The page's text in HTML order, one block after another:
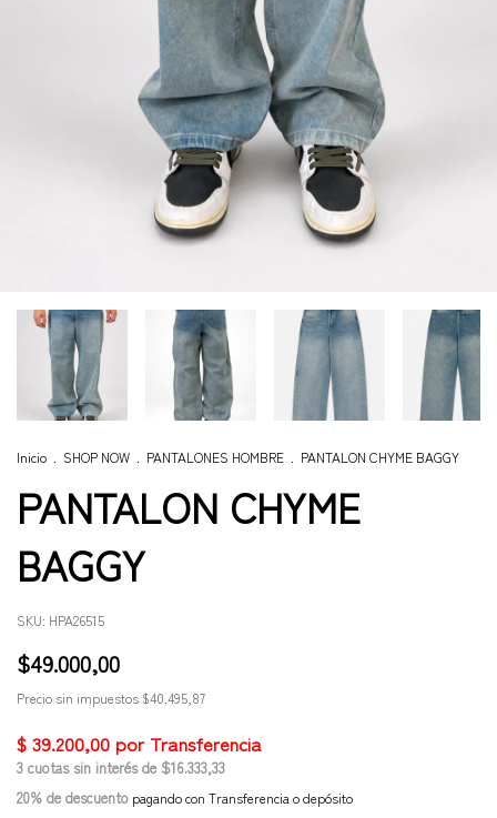
Inicio SHOP NOW PANTALONES HOMBRE PANTALON CHYME BAGGY
PANTALON CHYME
BAGGY
SKU: HPA26515
$49.000,00
Precio sin impuestos $40.495,87
3 cuotas sin interés de $16.333,33
20% de descuento pagando con Transferencia o depósito